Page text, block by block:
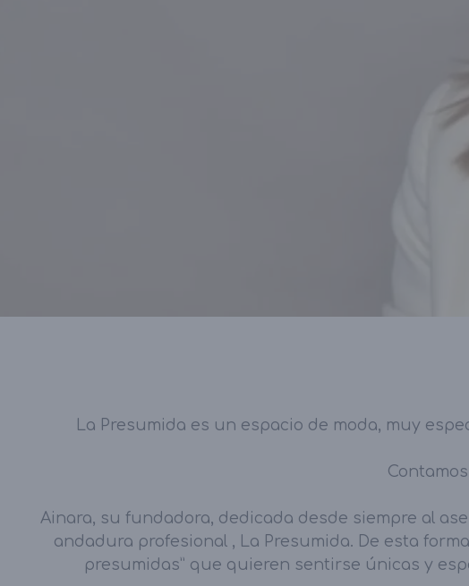
La Presumida es un espacio de moda, muy
Ainara, su fundadora, dedicada desde siempre al
andadura profesional , La Presumida. De esta
presumidas” que quieren sentirse únicas y